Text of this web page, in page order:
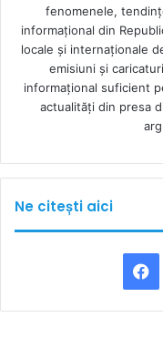
fenomenele,
informațional din
locale şi internaţionale
emisiuni și
informaţional suficient
actualităţi din presa
Ne citești aici
a